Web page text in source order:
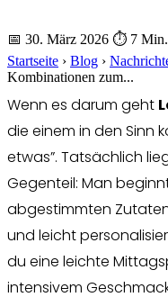
📅 30. März 2026 ⏱ 7 Min.
Startseite › Blog ›
Kombinationen zum...
Wenn es darum geht
die einem in den Sinn
etwas”. Tatsächlich
Gegenteil: Man
abgestimmten
und leicht
du eine leichte
intensivem